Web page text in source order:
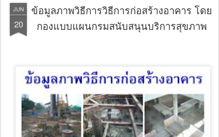
JUN
20
ข้อมูลภาพวิธีการวิธีการก่อสร้างอาคาร โดย
กองแบบแผนกรมสนับสนุนบริการสุขภาพ